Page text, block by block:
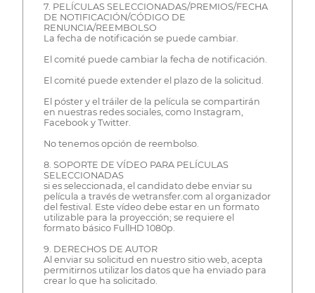
7. PELÍCULAS SELECCIONADAS/PREMIOS/FECHA
DE NOTIFICACIÓN/CÓDIGO DE
RENUNCIA/REEMBOLSO
La fecha de notificación se puede cambiar.
El comité puede cambiar la fecha de notificación.
El comité puede extender el plazo de la solicitud.
El póster y el tráiler de la película se compartirán
en nuestras redes sociales, como Instagram,
Facebook y Twitter.
No tenemos opción de reembolso.
8. SOPORTE DE VÍDEO PARA PELÍCULAS
SELECCIONADAS
si es seleccionada, el candidato debe enviar su
película a través de wetransfer.com al organizador
del festival. Este vídeo debe estar en un formato
utilizable para la proyección; se requiere el
formato básico FullHD 1080p.
9. DERECHOS DE AUTOR
Al enviar su solicitud en nuestro sitio web, acepta
permitirnos utilizar los datos que ha enviado para
crear lo que ha solicitado.